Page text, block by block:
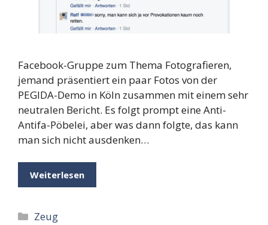
Facebook-Gruppe zum Thema Fotografieren,
jemand präsentiert ein paar Fotos von der
PEGIDA-Demo in Köln zusammen mit einem sehr
neutralen Bericht. Es folgt prompt eine Anti-
Antifa-Pöbelei, aber was dann folgte, das kann
man sich nicht ausdenken…
Weiterlesen
Kategorien
Zeug